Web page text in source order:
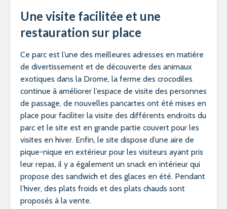
Une visite facilitée et une
restauration sur place
Ce parc est l’une des meilleures adresses en matière
de divertissement et de découverte des animaux
exotiques dans la Drome, la ferme des crocodiles
continue à améliorer l’espace de visite des personnes
de passage, de nouvelles pancartes ont été mises en
place pour faciliter la visite des différents endroits du
parc et le site est en grande partie couvert pour les
visites en hiver. Enfin, le site dispose d’une aire de
pique-nique en extérieur pour les visiteurs ayant pris
leur repas, il y a également un snack en intérieur qui
propose des sandwich et des glaces en été. Pendant
l’hiver, des plats froids et des plats chauds sont
proposés à la vente.